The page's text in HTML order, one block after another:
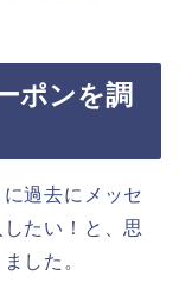
ポンを調
過去にメッセ
たい！と、思
した。